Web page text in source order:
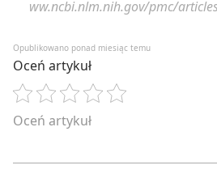
ww.ncbi.nlm.nih.gov/pmc/
Opublikowano ponad miesiąc temu
Oceń artykuł
Oceń artykuł